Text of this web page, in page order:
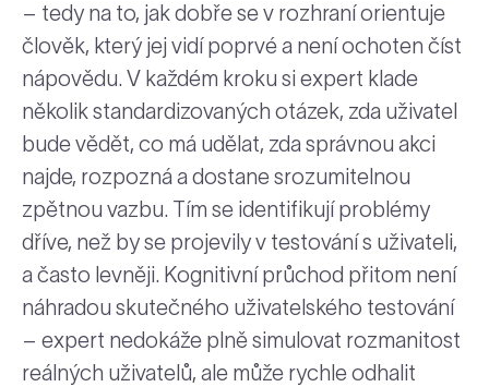
– tedy na to, jak dobře se v rozhraní orientuje
člověk, který jej vidí poprvé a není ochoten číst
nápovědu. V každém kroku si expert klade
několik standardizovaných otázek, zda uživatel
bude vědět, co má udělat, zda správnou akci
najde, rozpozná a dostane srozumitelnou
zpětnou vazbu. Tím se identifikují problémy
dříve, než by se projevily v testování s uživateli,
a často levněji. Kognitivní průchod přitom není
náhradou skutečného uživatelského testování
– expert nedokáže plně simulovat rozmanitost
reálných uživatelů, ale může rychle odhalit